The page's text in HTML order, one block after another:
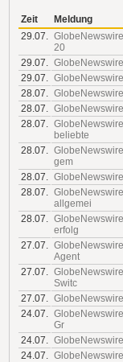
Zeit
Meldung
29.07.
20
29.07.
29.07.
28.07.
28.07.
28.07.
beliebte
28.07.
gem
28.07.
28.07.
allgemei
28.07.
erfolg
27.07.
Agent
27.07.
Switc
27.07.
24.07.
Gr
24.07.
24.07.